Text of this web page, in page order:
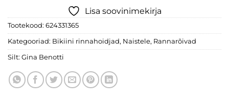
Lisa soovinimekirja
Tootekood: 624331365
Kategooriad: Bikiini rinnahoidjad, Naistele, Rannarõivad
Silt: Gina Benotti